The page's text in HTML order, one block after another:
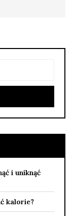
i uniknąć
kalorie?